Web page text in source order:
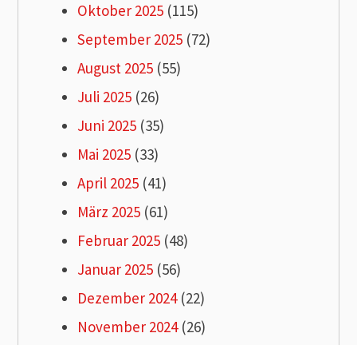
Oktober 2025 (115)
September 2025 (72)
August 2025 (55)
Juli 2025 (26)
Juni 2025 (35)
Mai 2025 (33)
April 2025 (41)
März 2025 (61)
Februar 2025 (48)
Januar 2025 (56)
Dezember 2024(22)
November 2024(26)